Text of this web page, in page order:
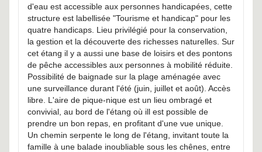
d'eau est accessible aux personnes handicapées, cette
structure est labellisée "Tourisme et handicap" pour les
quatre handicaps. Lieu privilégié pour la conservation,
la gestion et la découverte des richesses naturelles. Sur
cet étang il y a aussi une base de loisirs et des pontons
de pêche accessibles aux personnes à mobilité réduite.
Possibilité de baignade sur la plage aménagée avec
une surveillance durant l'été (juin, juillet et août). Accès
libre. L'aire de pique-nique est un lieu ombragé et
convivial, au bord de l'étang où ill est possible de
prendre un bon repas, en profitant d'une vue unique.
Un chemin serpente le long de l'étang, invitant toute la
famille à une balade inoubliable sous les chênes, entre